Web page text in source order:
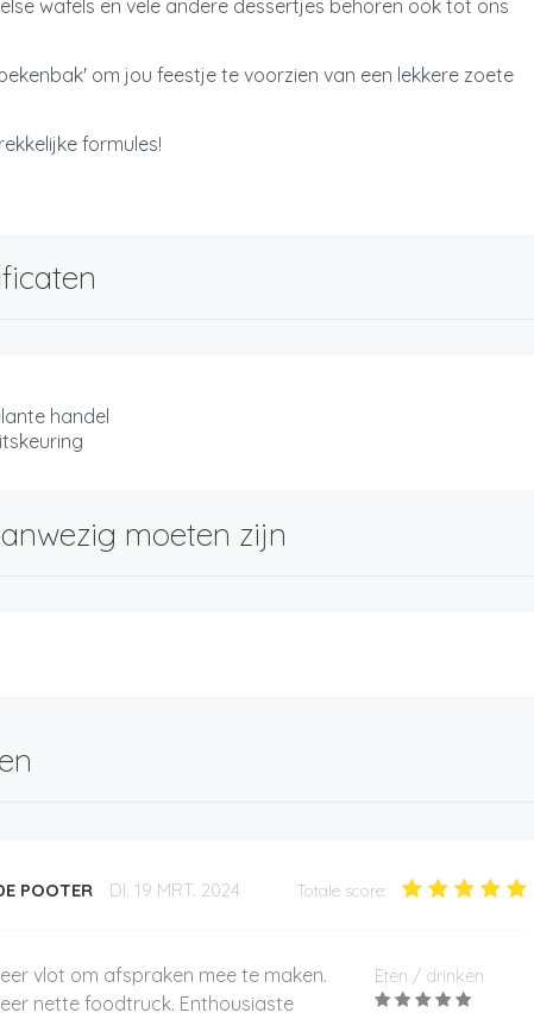
wafels en vele andere dessertjes behoren ook tot ons
om jou feestje te voorzien van een lekkere zoete
formules!
handel
moeten zijn
POOTER DI. 19 MRT. 2024 Totale score:
vlot om afspraken mee te maken.
nette foodtruck. Enthousiaste
Eten / drinken